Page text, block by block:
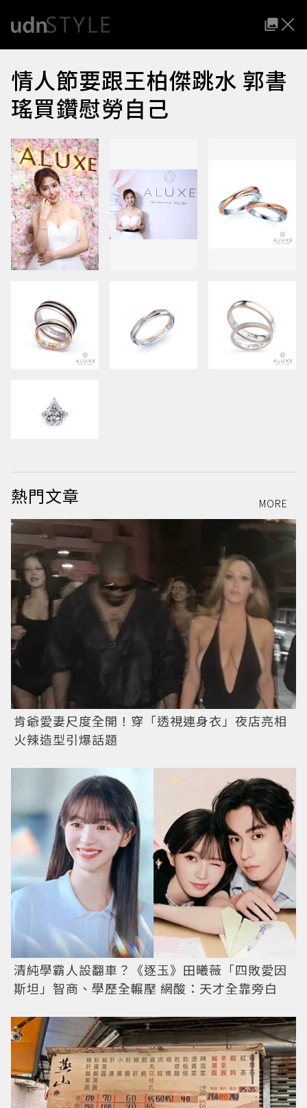
情人節要跟王柏傑跳水 郭書
瑤買鑽慰勞自己
熱門文章 MORE
肯爺愛妻尺度全開！穿「透視連身衣」夜店亮相
火辣造型引爆話題
清純學霸人設翻車？《逐玉》田曦薇「四敗愛因
斯坦」智商、學歷全輾壓 網酸：天才全靠旁白